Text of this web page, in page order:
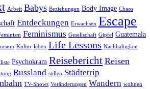
Arbeit Babys Beziehungen Body Image Chaos
Entdeckungen Erwachsen Escape
Feminismus Gesellschaft Gipfel Guatemala
Kultur leben Life Lessons Nachhaltigkeit
Psychokram Reisebericht Reisen
Russland stillen Städtetrip
TV-Shows Veränderungen Wandern wohnen